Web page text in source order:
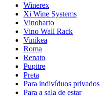
Geral
entregaMontado
PosicionamentoChão
Modular
Garrafas
Número de garrafas
tipo de garrafaBordéus,
Winerex
Xi Wine Systems
Vinobarto
Vino Wall Rack
Vinikea
Roma
Renato
Pupitre
Preta
Para indivíduos privados
Para a sala de estar